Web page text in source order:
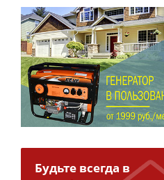
Будьте всегда в